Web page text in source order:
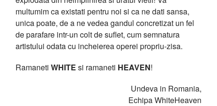
multumim ca existati pentru noi si ca ne dati sansa,
unica poate, de a ne vedea gandul concretizat un fel
de parafare intr-un colt de suflet, cum semnatura
artistului odata cu incheierea operei propriu-zisa.
Ramaneti WHITE si ramaneti HEAVEN!
Undeva in Romania,
Echipa WhiteHeaven